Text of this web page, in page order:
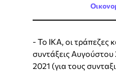
- Το ΙΚΑ, οι τράπεζες
συντάξεις Αυγούστου
2021 (για τους